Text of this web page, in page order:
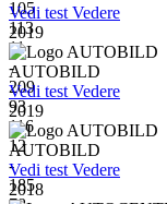
105
113
11
-
209
93
116
12
-
185
Vedi test Vedere
2019
AUTOBILD
Vedi test Vedere
2019
AUTOBILD
Vedi test Vedere
2018